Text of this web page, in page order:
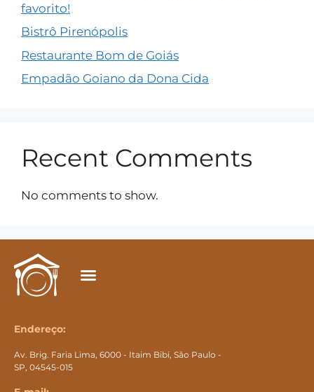
favorito!
Bistrô Pirenópolis
Restaurante Bom de Goiás
Empadão Goiano da Dona Cida
Recent Comments
No comments to show.
Endereço:
Av. Brig. Faria Lima, 6000 - Itaim Bibi, São Paulo -
SP, 04545-015​